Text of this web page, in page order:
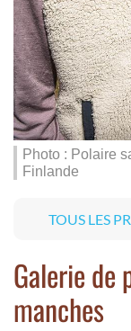
Photo : Polaire
Finlande
TOUS LES
Galerie de
manches